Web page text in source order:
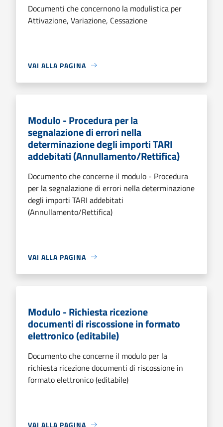
Documenti che concernono la modulistica per
Attivazione, Variazione, Cessazione
VAI ALLA PAGINA
Modulo - Procedura per la
segnalazione di errori nella
determinazione degli importi TARI
addebitati (Annullamento/Rettifica)
Documento che concerne il modulo - Procedura
per la segnalazione di errori nella determinazione
degli importi TARI addebitati
(Annullamento/Rettifica)
VAI ALLA PAGINA
Modulo - Richiesta ricezione
documenti di riscossione in formato
elettronico (editabile)
Documento che concerne il modulo per la
richiesta ricezione documenti di riscossione in
formato elettronico (editabile)
VAI ALLA PAGINA